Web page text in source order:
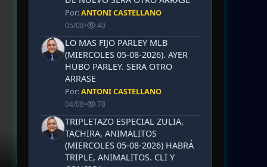
Por:ANTONI CASTELLANO
05/08• 40
LO MAS FIJO PARLEY MLB
(MIERCOLES 05-08-2026). AYER
HUBO PARLEY. SERA OTRO
ARRASE
Por:ANTONI CASTELLANO
04/08• 78
TRIPLETAZO ESPECIAL ZULIA,
TACHIRA, ANIMALITOS
(MIERCOLES 05-08-2026) HABRÁ
TRIPLE, ANIMALITOS. CLI Y